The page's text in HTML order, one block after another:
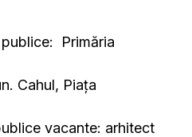
Primăria
Cahul, Piaţa
vacante: arhitect